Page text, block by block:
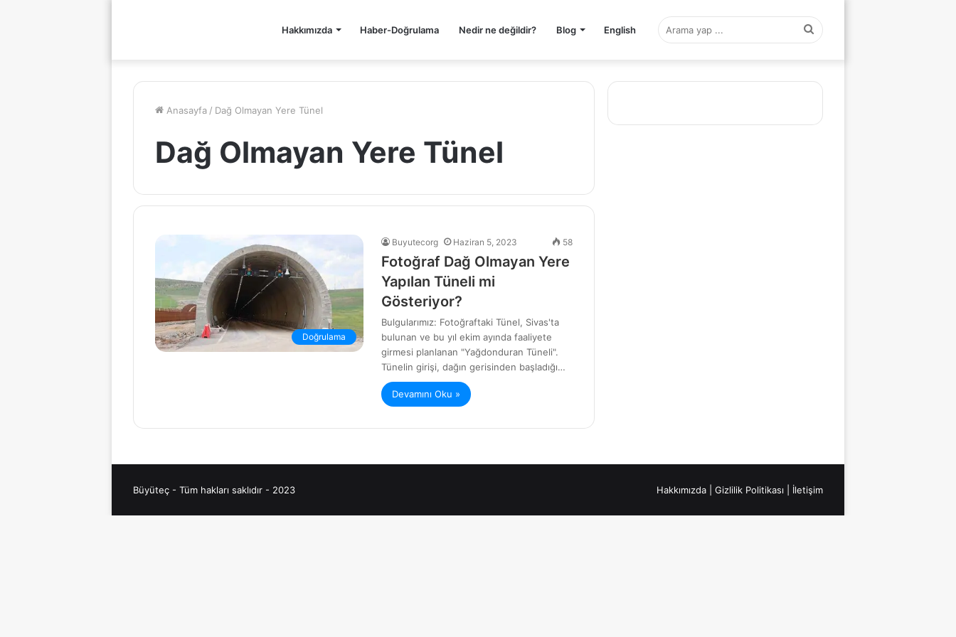
Hakkımızda Haber-Doğrulama Nedir ne değildir? Blog English Arama
yap
Anasayfa / Dağ Olmayan Yere Tünel
Dağ Olmayan Yere Tünel
Doğrulama
Buyutecorg Haziran 5, 2023 58
Fotoğraf Dağ Olmayan Yere
Yapılan Tüneli mi
Gösteriyor?
Bulgularımız: Fotoğraftaki Tünel, Sivas'ta
bulunan ve bu yıl ekim ayında faaliyete
girmesi planlanan "Yağdonduran Tüneli".
Tünelin girişi, dağın gerisinden başladığı…
Devamını Oku »
Büyüteç - Tüm hakları saklıdır - 2023 Hakkımızda Gizlilik Politikası İletişim